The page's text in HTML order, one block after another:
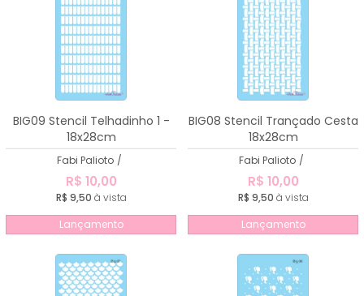
BIG09 Stencil Telhadinho 1 -
18x28cm
Fabi Palioto /
R$ 10,00
R$ 9,50 à vista
Lançamento
BIG08 Stencil Trançado Cesta
18x28cm
Fabi Palioto /
R$ 10,00
R$ 9,50 à vista
Lançamento